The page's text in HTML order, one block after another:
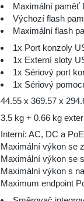
Maximální paměť
Výchozí flash
Maximální flash
1x Port konzoly
1х Externí sloty
1х Sériový port
1х Sériový
44.55 x 369.57 x
3.5 kg + 0.66 kg
Interní: AC, DC a
Maximální výkon se
Maximální výkon se
Maximální výkon s
Maximum endpoint